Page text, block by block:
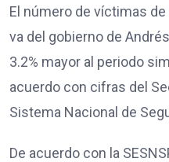
El número de víctimas
va del gobierno de
3.2% mayor al periodo
acuerdo con cifras del
Sistema Nacional de
De acuerdo con la